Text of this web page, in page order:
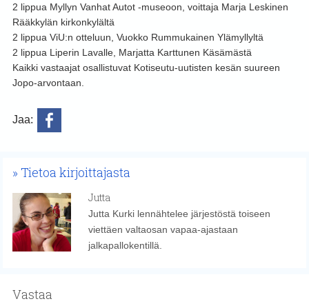
2 lippua Myllyn Vanhat Autot -museoon, voittaja Marja Leskinen
Rääkkylän kirkonkylältä
2 lippua ViU:n otteluun, Vuokko Rummukainen Ylämyllyltä
2 lippua Liperin Lavalle, Marjatta Karttunen Käsämästä
Kaikki vastaajat osallistuvat Kotiseutu-uutisten kesän suureen
Jopo-arvontaan.
Jaa:
Tietoa kirjoittajasta
Jutta
Jutta Kurki lennähtelee järjestöstä toiseen
viettäen valtaosan vapaa-ajastaan
jalkapallokentillä.
Vastaa